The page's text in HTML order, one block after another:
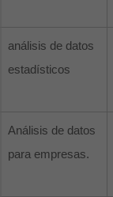
análisis de datos
estadísticos
Análisis de datos
para empresas.